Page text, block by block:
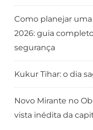
Como planejar
2026: guia
segurança
Kukur Tihar: o dia
Novo Mirante no
vista inédita da